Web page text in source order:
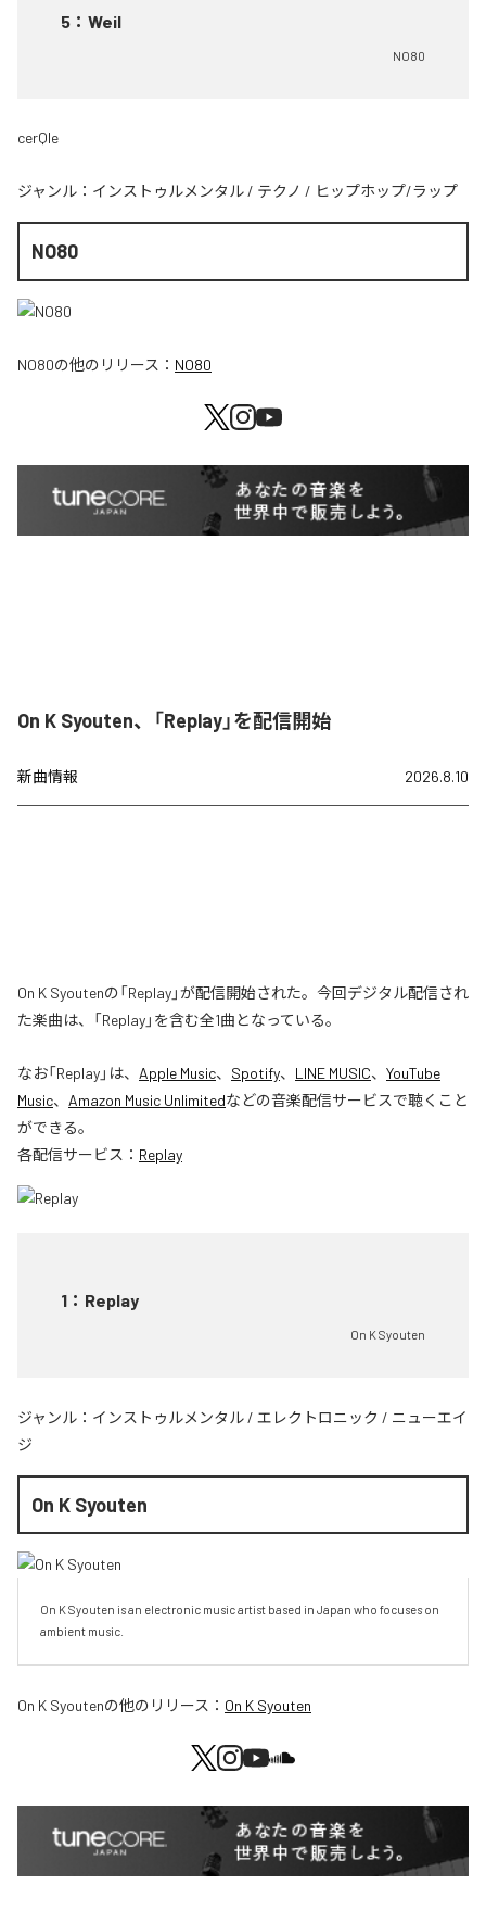
5 ： Weil
NO80
cerQle
ジャンル： インストゥルメンタル / テクノ / ヒップホップ/ラップ
NO80
NO80の他のリリース： NO80
On K Syouten、「Replay」を配信開始
新曲情報 2026.8.10
On K Syoutenの「Replay」が配信開始された。今回デジタル配信され
た楽曲は、「Replay」を含む全1曲となっている。
なお「Replay」は、 Apple Music、 Spotify、 LINE MUSIC、 YouTube
Music、 Amazon Music Unlimitedなどの音楽配信サービスで聴くこと
ができる。
各配信サービス： Replay
1 ： Replay
On K Syouten
ジャンル： インストゥルメンタル / エレクトロニック / ニューエイ
ジ
On K Syouten
On K Syouten is an electronic music artist based in Japan who focuses on
ambient music.
On K Syoutenの他のリリース： On K Syouten